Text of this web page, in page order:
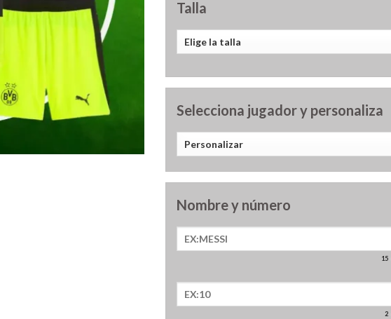
Talla
Selecciona jugador y personaliza
Nombre y número
15
2